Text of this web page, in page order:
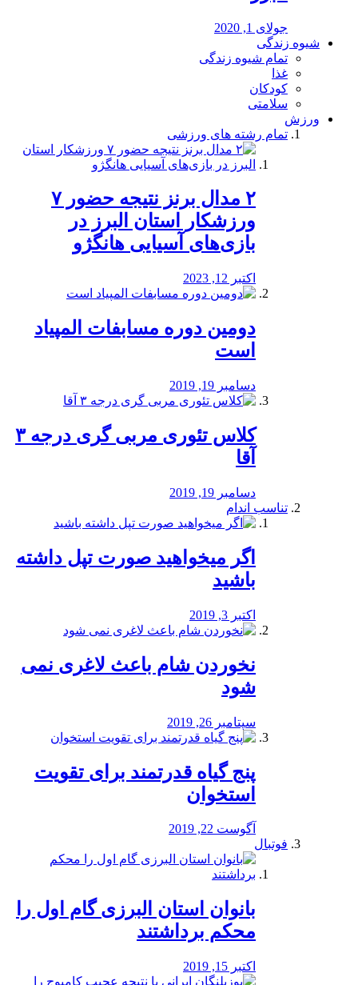
جولای 1, 2020
شیوه زندگی
تمام شیوه زندگی
غذا
کودکان
سلامتی
ورزش
تمام رشته های ورزشی
۲ مدال برنز نتیجه حضور ۷
ورزشکار استان البرز در
بازی‌های آسیایی هانگژو
اکتبر 12, 2023
دومین دوره مسابفات المپیاد
است
دسامبر 19, 2019
کلاس تئوری مربی گری درجه ۳
آقا
دسامبر 19, 2019
تناسب اندام
اگر میخواهید صورت تپل داشته
باشید
اکتبر 3, 2019
نخوردن شام باعث لاغری نمی
‌شود
سپتامبر 26, 2019
پنج گیاه قدرتمند برای تقویت
استخوان
آگوست 22, 2019
فوتبال
بانوان استان البرزی گام اول را
محكم برداشتند
اکتبر 15, 2019